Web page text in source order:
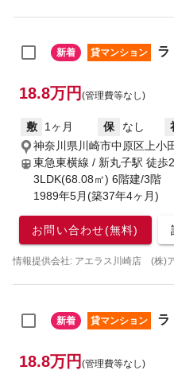
新着 貸マンション ラ
18.8万円 (管理費等なし)
敷 1ヶ月 保 なし
神奈川県川崎市中原区上小
東急東横線 / 新丸子駅 徒歩
3LDK(68.08㎡) 6階建/3階
1989年5月(築37年4ヶ月)
お問い合わせ(無料)
情報提供会社: アエラス川崎店 (株)
新着 貸マンション ラ
18.8万円 (管理費等なし)